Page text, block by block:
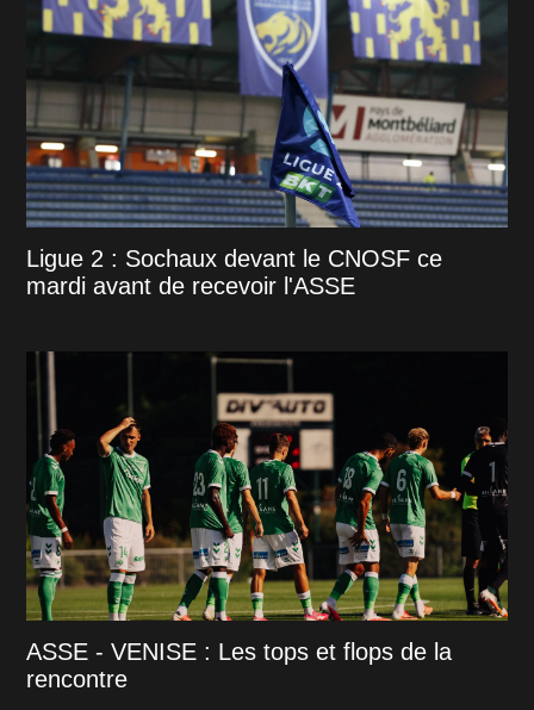
Ligue 2 : Sochaux devant le CNOSF ce
mardi avant de recevoir l'ASSE
ASSE - VENISE : Les tops et flops de la
rencontre